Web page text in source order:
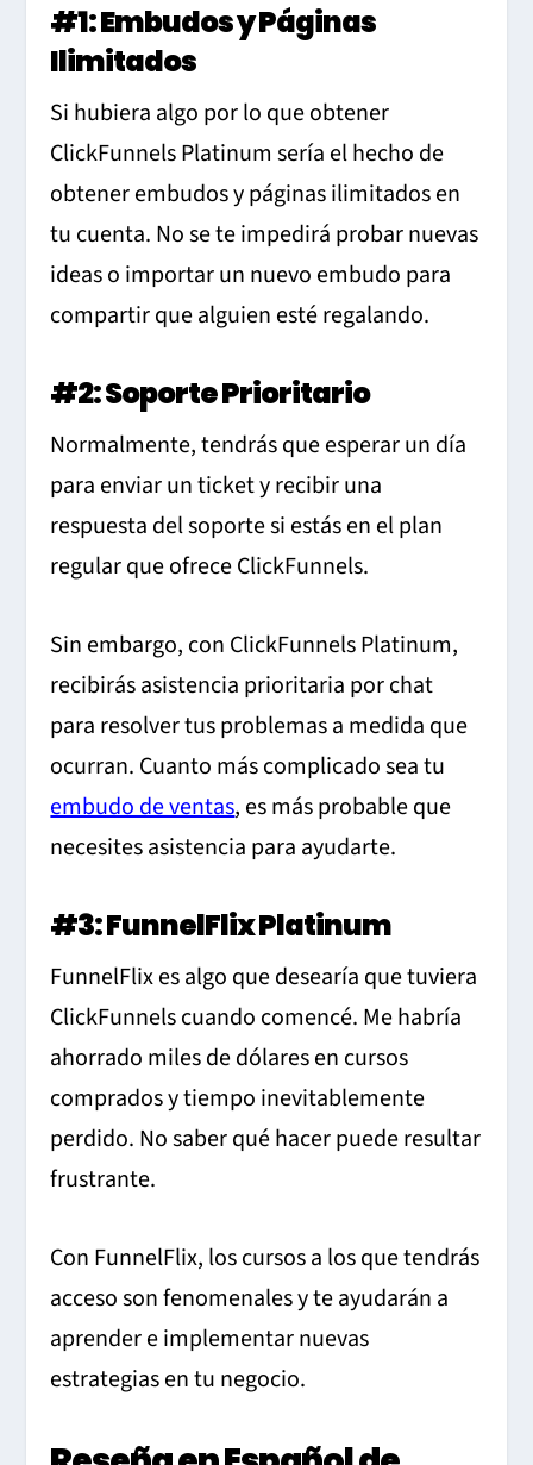
#1: Embudos y Páginas
Ilimitados
Si hubiera algo por lo que obtener
ClickFunnels Platinum sería el hecho de
obtener embudos y páginas ilimitados en
tu cuenta. No se te impedirá probar nuevas
ideas o importar un nuevo embudo para
compartir que alguien esté regalando.
#2: Soporte Prioritario
Normalmente, tendrás que esperar un día
para enviar un ticket y recibir una
respuesta del soporte si estás en el plan
regular que ofrece ClickFunnels.
Sin embargo, con ClickFunnels Platinum,
recibirás asistencia prioritaria por chat
para resolver tus problemas a medida que
ocurran. Cuanto más complicado sea tu
embudo de ventas, es más probable que
necesites asistencia para ayudarte.
#3: FunnelFlix Platinum
FunnelFlix es algo que desearía que tuviera
ClickFunnels cuando comencé. Me habría
ahorrado miles de dólares en cursos
comprados y tiempo inevitablemente
perdido. No saber qué hacer puede resultar
frustrante.
Con FunnelFlix, los cursos a los que tendrás
acceso son fenomenales y te ayudarán a
aprender e implementar nuevas
estrategias en tu negocio.